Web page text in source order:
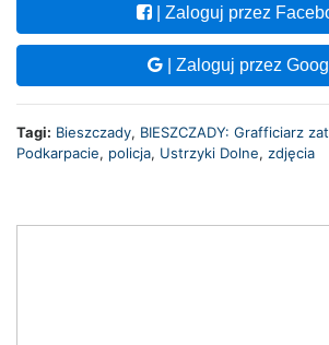
| Zaloguj przez
| Zaloguj przez
Tagi: Bieszczady, BIESZCZADY: Grafficiarz
Podkarpacie, policja, Ustrzyki Dolne, zdjęcia